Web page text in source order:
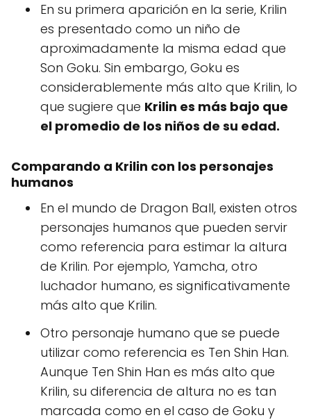
En su primera aparición en la serie, Krilin
es presentado como un niño de
aproximadamente la misma edad que
Son Goku. Sin embargo, Goku es
considerablemente más alto que Krilin, lo
que sugiere que Krilin es más bajo que
el promedio de los niños de su edad.
Comparando a Krilin con los personajes
humanos
En el mundo de Dragon Ball, existen otros
personajes humanos que pueden servir
como referencia para estimar la altura
de Krilin. Por ejemplo, Yamcha, otro
luchador humano, es significativamente
más alto que Krilin.
Otro personaje humano que se puede
utilizar como referencia es Ten Shin Han.
Aunque Ten Shin Han es más alto que
Krilin, su diferencia de altura no es tan
marcada como en el caso de Goku y